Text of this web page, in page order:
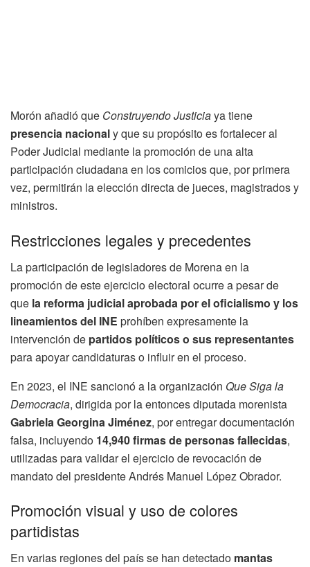
Morón añadió que Construyendo Justiciaya tiene
presencia nacionaly que su propósito es fortalecer al
Poder Judicial mediante la promoción de una alta
participación ciudadana en los comicios que, por primera
vez, permitirán la elección directa de jueces, magistrados y
ministros.
Restricciones legales y precedentes
La participación de legisladores de Morena en la
promoción de este ejercicio electoral ocurre a pesar de
que la reforma judicial aprobada por el oficialismo y los
lineamientos del INE prohíben expresamente la
intervención de partidos políticos o sus representantes
para apoyar candidaturas o influir en el proceso.
En 2023, el INE sancionó a la organización Que Siga la
Democracia, dirigida por la entonces diputada morenista
Gabriela Georgina Jiménez, por entregar documentación
falsa, incluyendo 14,940 firmas de personas fallecidas,
utilizadas para validar el ejercicio de revocación de
mandato del presidente Andrés Manuel López Obrador.
Promoción visual y uso de colores
partidistas
En varias regiones del país se han detectado mantas